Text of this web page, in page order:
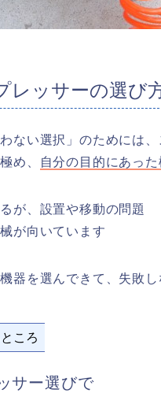
レッサーの選び
ない選択」のためには
め、
自分の目的にあっ
が、設置や移動の問題
が向いています
器を選んできて、失敗
ころ
サー選びで